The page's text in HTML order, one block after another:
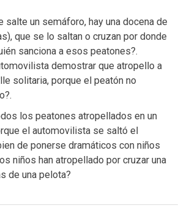
salte un semáforo, hay una docena de
que se lo saltan o cruzan por donde
sanciona a esos peatones?.
demostrar que atropello a
solitaria, porque el peatón no
los peatones atropellados en un
el automovilista se saltó el
de ponerse dramáticos con niños
niños han atropellado por cruzar una
de una pelota?